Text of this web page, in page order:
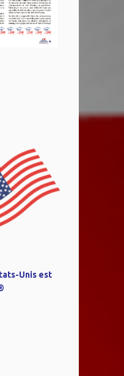
Unis est